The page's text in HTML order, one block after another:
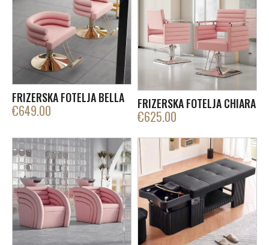
FRIZERSKA FOTELJA BELLA
€649.00 FRIZERSKA FOTELJA CHIARA
€625.00